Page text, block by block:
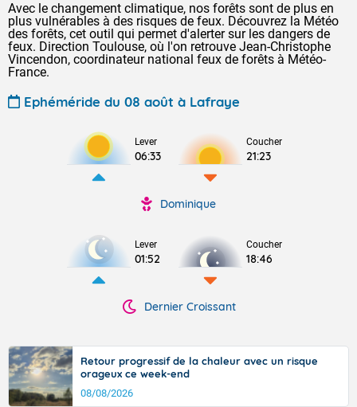
Avec le changement climatique, nos forêts sont de plus en
plus vulnérables à des risques de feux. Découvrez la Météo
des forêts, cet outil qui permet d'alerter sur les dangers de
feux. Direction Toulouse, où l'on retrouve Jean-Christophe
Vincendon, coordinateur national feux de forêts à Météo-
France.
Ephéméride du 08 août à Lafraye
Lever
06:33
Coucher
21:23
Dominique
Lever
01:52
Coucher
18:46
Dernier Croissant
Retour progressif de la chaleur avec un risque
orageux ce week-end
08/08/2026